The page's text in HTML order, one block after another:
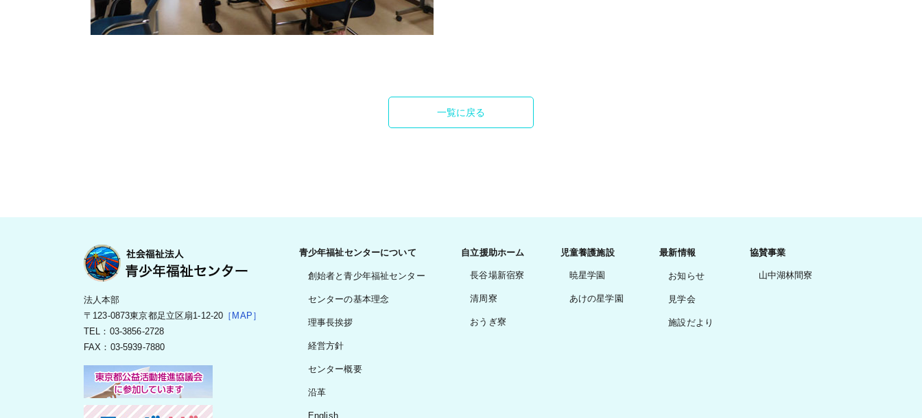
一覧に戻る
法人本部
〒123-0873東京都足立区扇1-12-20 ［MAP］
TEL：03-3856-2728
FAX：03-5939-7880
青少年福祉センターについて
創始者と青少年福祉センター
センターの基本理念
理事長挨拶
経営方針
センター概要
沿革
English
自立援助ホーム
長谷場新宿寮
清周寮
おうぎ寮
児童養護施設
暁星学園
あけの星学園
最新情報
お知らせ
見学会
施設だより
協賛事業
山中湖林間寮